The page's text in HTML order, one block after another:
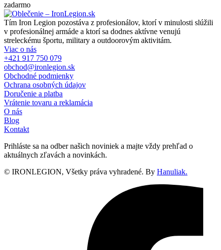
zadarmo
Tím Iron Legion pozostáva z profesionálov, ktorí v minulosti slúžili
v profesionálnej armáde a ktorí sa dodnes aktívne venujú
streleckému športu, military a outdoorovým aktivitám.
Viac o nás
+421 917 750 079
obchod@ironlegion.sk
Obchodné podmienky
Ochrana osobných údajov
Doručenie a platba
Vrátenie tovaru a reklamácia
O nás
Blog
Kontakt
Prihláste sa na odber našich noviniek a majte vždy prehľad o
aktuálnych zľavách a novinkách.
© IRONLEGION, Všetky práva vyhradené. By Hanuliak.